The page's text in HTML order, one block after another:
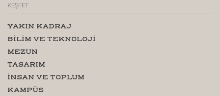
KEŞFET
YAKIN KADRAJ
BİLİM VE TEKNOLOJİ
MEZUN
TASARIM
İNSAN VE TOPLUM
KAMPÜS